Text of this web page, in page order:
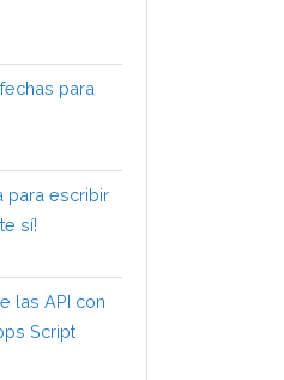
para
para escribir
sí!
las API con
Script